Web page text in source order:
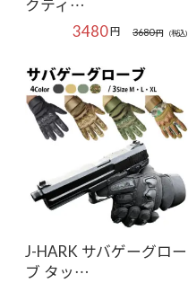
3680円 (税込)
3480円
J-HARK サバゲーグロー
ブ タッ…